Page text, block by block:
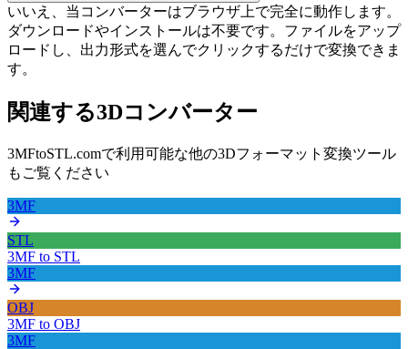
いいえ、当コンバーターはブラウザ上で完全に動作します。
ダウンロードやインストールは不要です。ファイルをアップ
ロードし、出力形式を選んでクリックするだけで変換できま
す。
関連する3Dコンバーター
3MFtoSTL.comで利用可能な他の3Dフォーマット変換ツール
もご覧ください
3MF
STL
3MF to STL
3MF
OBJ
3MF to OBJ
3MF